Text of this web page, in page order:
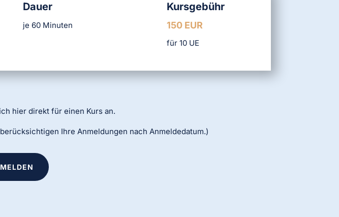
Dauer
je 60 Minuten
Kursgebühr
150 EUR
für 10 UE
hier direkt für einen Kurs an.
Ihre Anmeldungen nach Anmeldedatum.)